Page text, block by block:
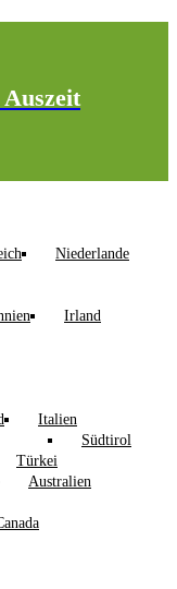
Niederlande
Irland
Italien
Südtirol
Türkei
Australien